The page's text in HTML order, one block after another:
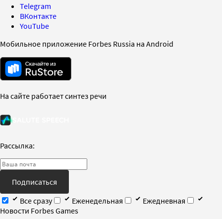
Telegram
ВКонтакте
YouTube
Мобильное приложение Forbes Russia на Android
На сайте работает синтез речи
Рассылка:
Подписаться
Все сразу
Еженедельная
Ежедневная
Новости Forbes Games